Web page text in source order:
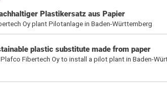
Plastikersatz aus Papier
Oy plant Pilotanlage in Baden-Württemberg
plastic substitute made from paper
Fibertech Oy to install a pilot plant in Baden-